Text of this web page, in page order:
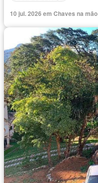
10 jul. 2026 em Chaves na mão